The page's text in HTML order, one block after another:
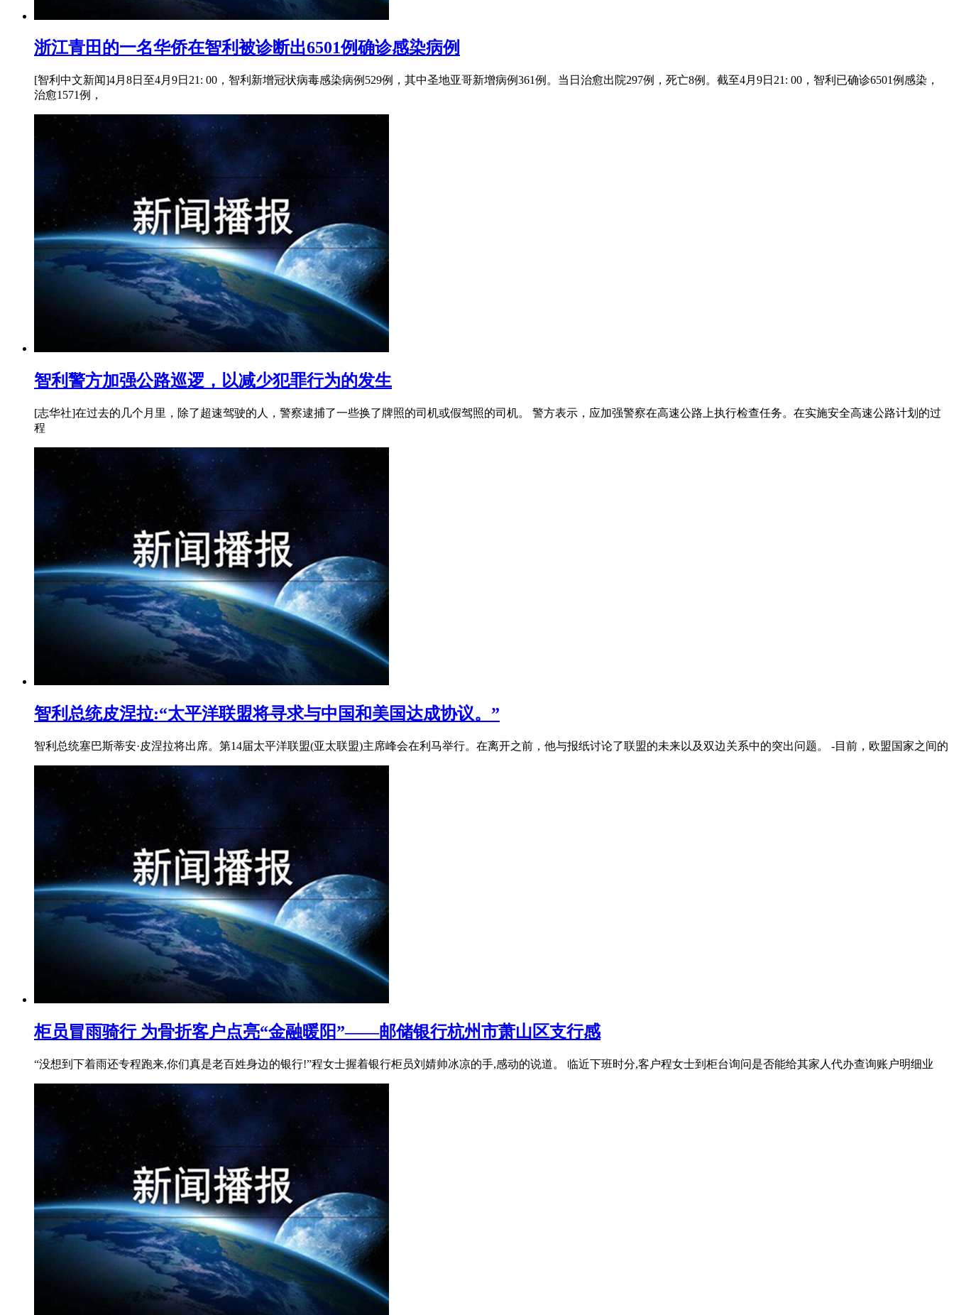
浙江青田的一名华侨在智利被诊断出6501例确诊感染病例
[智利中文新闻]4月8日至4月9日21: 00，智利新增冠状病毒感染病例529例，其中圣地亚哥新增病例361例。当日治愈出院297例，死亡8例。截至4月9日21: 00，智利已确诊6501例感染，
治愈1571例，
智利警方加强公路巡逻，以减少犯罪行为的发生
[志华社]在过去的几个月里，除了超速驾驶的人，警察逮捕了一些换了牌照的司机或假驾照的司机。 警方表示，应加强警察在高速公路上执行检查任务。在实施安全高速公路计划的过
程
智利总统皮涅拉:“太平洋联盟将寻求与中国和美国达成协议。”
智利总统塞巴斯蒂安·皮涅拉将出席。第14届太平洋联盟(亚太联盟)主席峰会在利马举行。在离开之前，他与报纸讨论了联盟的未来以及双边关系中的突出问题。 -目前，欧盟国家之间的
柜员冒雨骑行 为骨折客户点亮“金融暖阳”——邮储银行杭州市萧山区支行感
“没想到下着雨还专程跑来,你们真是老百姓身边的银行!”程女士握着银行柜员刘婧帅冰凉的手,感动的说道。 临近下班时分,客户程女士到柜台询问是否能给其家人代办查询账户明细业